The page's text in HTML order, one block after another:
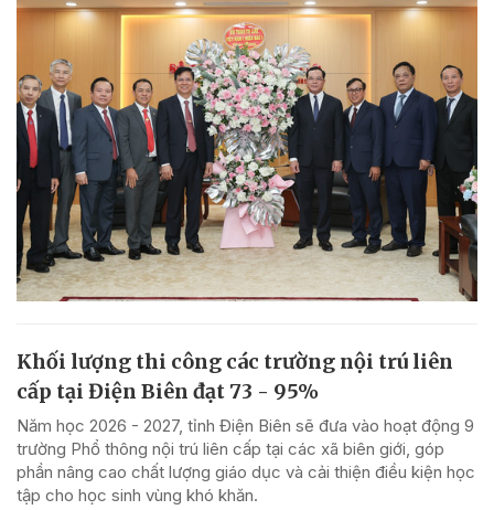
Khối lượng thi công các trường nội trú liên
cấp tại Điện Biên đạt 73 - 95%
Năm học 2026 - 2027, tỉnh Điện Biên sẽ đưa vào hoạt động 9
trường Phổ thông nội trú liên cấp tại các xã biên giới, góp
phần nâng cao chất lượng giáo dục và cải thiện điều kiện học
tập cho học sinh vùng khó khăn.